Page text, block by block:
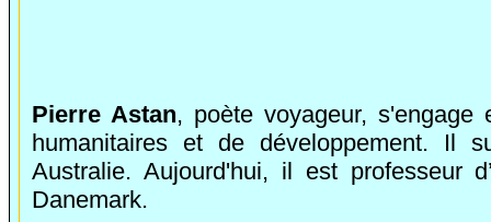
Pierre Astan, poète voyageur,
humanitaires et de développement. Il
Australie. Aujourd'hui, il est professeur
Danemark.